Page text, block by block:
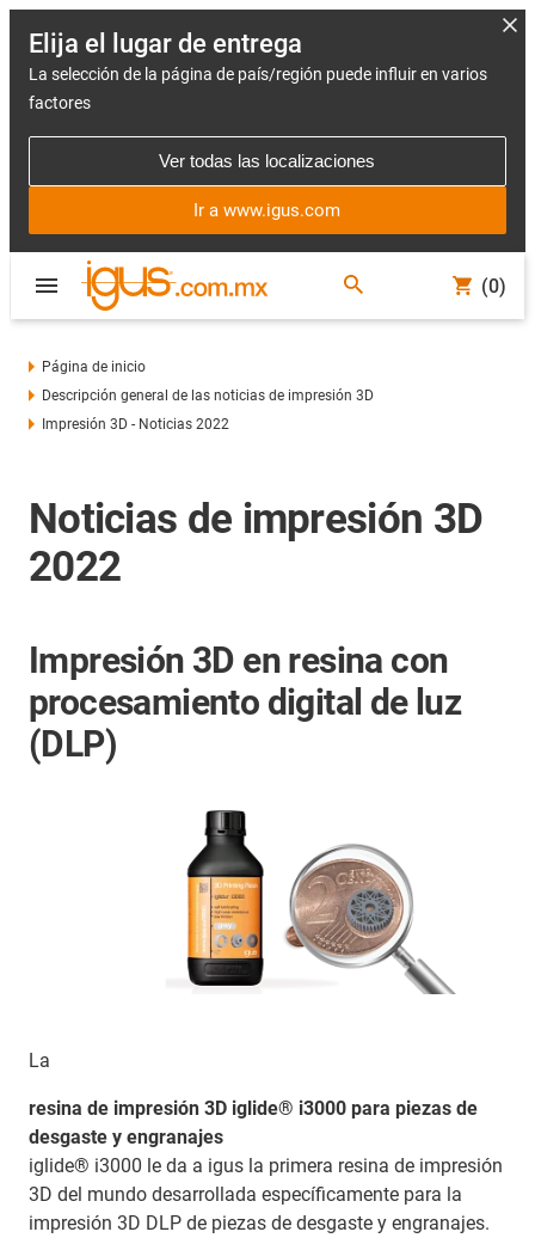
Elija el lugar de entrega
La selección de la página de país/región puede influir en varios
factores
Ver todas las localizaciones
Ir a www.igus.com
(0)
Página de inicio
Descripción general de las noticias de impresión 3D
Impresión 3D - Noticias 2022
Noticias de impresión 3D
2022
Impresión 3D en resina con
procesamiento digital de luz
(DLP)
La
resina de impresión 3D iglide® i3000 para piezas de
desgaste y engranajes
iglide® i3000 le da a igus la primera resina de impresión
3D del mundo desarrollada específicamente para la
impresión 3D DLP de piezas de desgaste y engranajes.